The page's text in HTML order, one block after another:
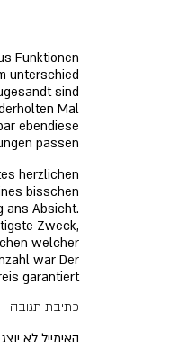
Funktionen
unterschied
sind
Mal
ebendiese
passen.
herzlichen
bisschen
ans Absicht.
Zweck,
welcher
war Der
garantiert.
כתיבת תגובה
האימייל לא